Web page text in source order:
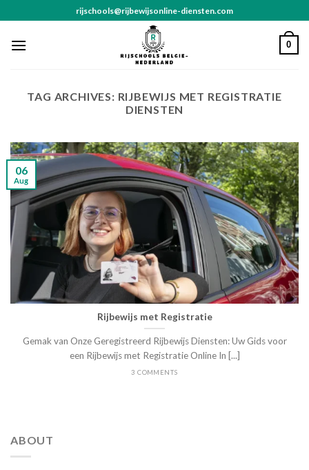
to
content
rijschools@rijbewijsonline-diensten.com
0
TAG ARCHIVES: RIJBEWIJS MET REGISTRATIE
DIENSTEN
Rijbewijs met Registratie
Gemak van Onze Geregistreerd Rijbewijs Diensten: Uw Gids voor
een Rijbewijs met Registratie Online In [...]
3 COMMENTS
06
Aug
ABOUT